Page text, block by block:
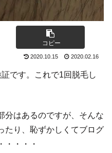
コピー
2020.10.15 2020.02.16
です。これで1回脱毛し
分はあるのですが、そんな
たり、恥ずかしくてブログ
・・・・